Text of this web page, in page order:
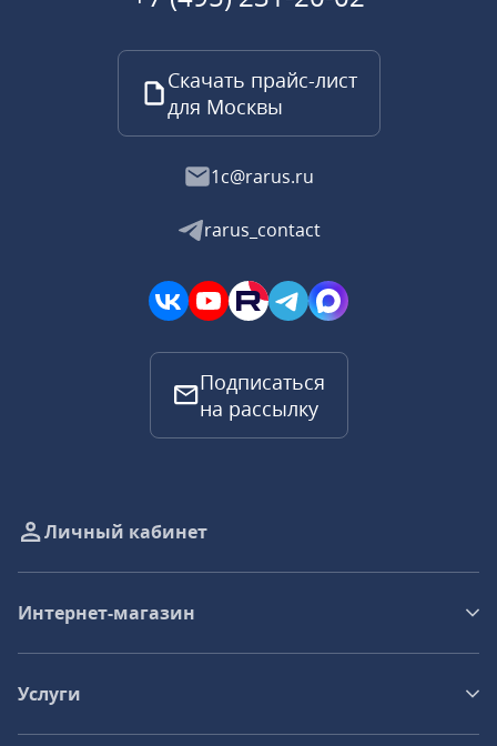
Скачать прайс-лист
для Москвы
1c@rarus.ru
rarus_contact
Подписаться
на рассылку
Личный кабинет
Интернет-магазин
Услуги